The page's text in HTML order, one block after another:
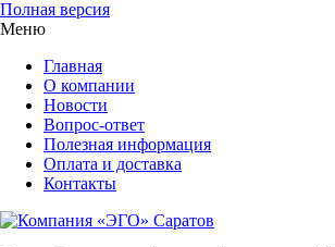
Полная версия
Меню
Главная
О компании
Новости
Вопрос-ответ
Полезная информация
Оплата и доставка
Контакты